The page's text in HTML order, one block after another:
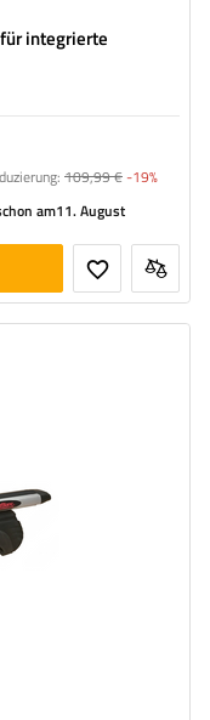
integrierte
109,99 €-19%
am11. August